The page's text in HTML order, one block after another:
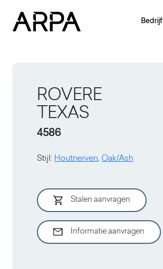
Bedrijf
ROVERE
TEXAS
4586
Stijl : Houtnerven, Oak/Ash
Stalen aanvragen
Informatie aanvragen